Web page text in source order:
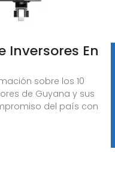
Inversores En
sobre los 10
de Guyana y sus
del país con